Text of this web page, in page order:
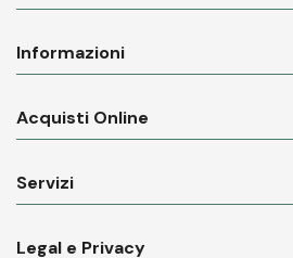
Informazioni
Acquisti Online
Servizi
Legal e Privacy